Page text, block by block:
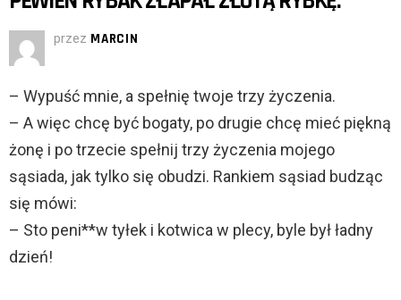
przez MARCIN
– Wypuść mnie, a spełnię twoje trzy życzenia.
– A więc chcę być bogaty, po drugie chcę mieć piękną
żonę i po trzecie spełnij trzy życzenia mojego
sąsiada, jak tylko się obudzi. Rankiem sąsiad budząc
się mówi:
– Sto peni**w tyłek i kotwica w plecy, byle był ładny
dzień!